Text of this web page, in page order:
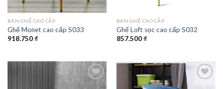
BÀN GHẾ CAO CẤP
Ghế Monet cao cấp S033
918.750₫
BÀN GHẾ CAO CẤP
Ghế Loft sọc cao cấp S032
857.500₫